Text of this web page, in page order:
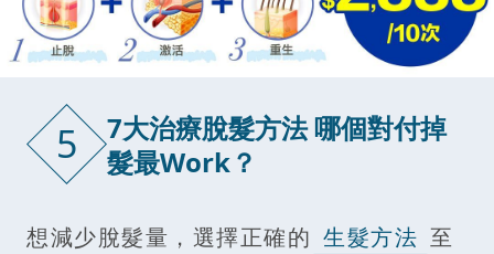
5
7大治療脫髮方法 哪個對付掉
髮最Work？
想減少脫髮量，選擇正確的 生髮方法 至